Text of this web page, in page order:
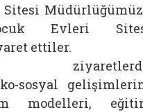
Evleri
ettiler.
sosyal
modelleri,